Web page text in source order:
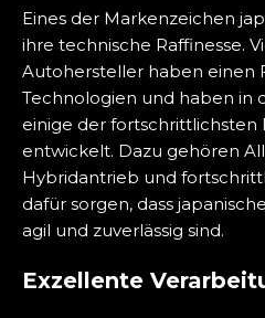
Eines der Markenzeichen
ihre technische Raffinesse.
Autohersteller haben einen
Technologien und haben in
einige der fortschrittlichsten
entwickelt. Dazu gehören
Hybridantrieb und
dafür sorgen, dass
agil und zuverlässig sind.
Exzellente